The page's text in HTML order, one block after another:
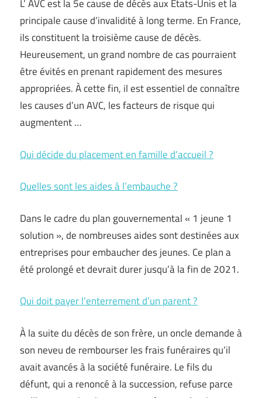
L’ AVC est la 5e cause de décès aux États-Unis et la
principale cause d’invalidité à long terme. En France,
ils constituent la troisième cause de décès.
Heureusement, un grand nombre de cas pourraient
être évités en prenant rapidement des mesures
appropriées. À cette fin, il est essentiel de connaître
les causes d’un AVC, les facteurs de risque qui
augmentent …
Qui décide du placement en famille d’accueil ?
Quelles sont les aides à l’embauche ?
Dans le cadre du plan gouvernemental « 1 jeune 1
solution », de nombreuses aides sont destinées aux
entreprises pour embaucher des jeunes. Ce plan a
été prolongé et devrait durer jusqu’à la fin de 2021.
Qui doit payer l’enterrement d’un parent ?
À la suite du décès de son frère, un oncle demande à
son neveu de rembourser les frais funéraires qu’il
avait avancés à la société funéraire. Le fils du
défunt, qui a renoncé à la succession, refuse parce